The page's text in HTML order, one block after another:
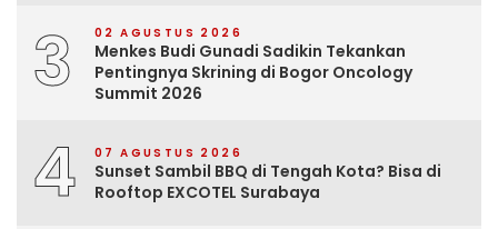
3 02 AGUSTUS 2026
Menkes Budi Gunadi Sadikin Tekankan
Pentingnya Skrining di Bogor Oncology
Summit 2026
4 07 AGUSTUS 2026
Sunset Sambil BBQ di Tengah Kota? Bisa di
Rooftop EXCOTEL Surabaya